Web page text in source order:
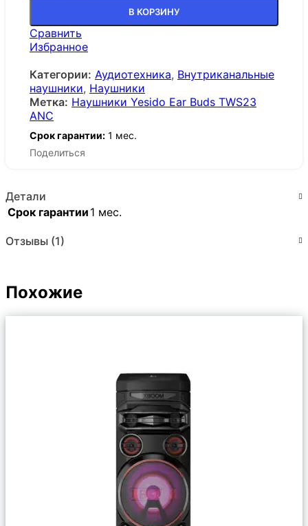
В КОРЗИНУ
Сравнить
Избранное
Категории: Аудиотехника, Внутриканальные
наушники, Наушники
Метка: Наушники Yesido Ear Buds TWS23
ANC
Срок гарантии: 1 мес.
Поделиться
Детали
Срок гарантии 1 мес.
Отзывы (1)
Похожие